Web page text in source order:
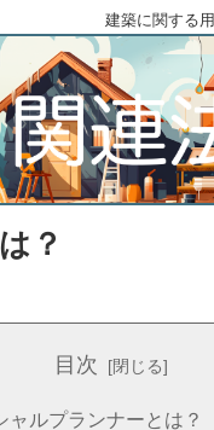
建築に関する
？
目次
ャルプランナーとは？